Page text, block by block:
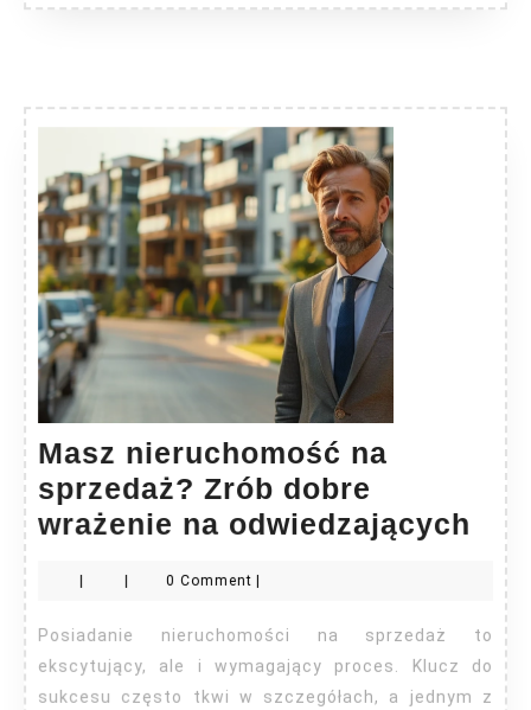
Masz nieruchomość na
sprzedaż? Zrób dobre
wrażenie na odwiedzających
na
| | 0 Comment |
Posiadanie nieruchomości na sprzedaż to
ekscytujący, ale i wymagający proces. Klucz do
sukcesu często tkwi w szczegółach, a jednym z